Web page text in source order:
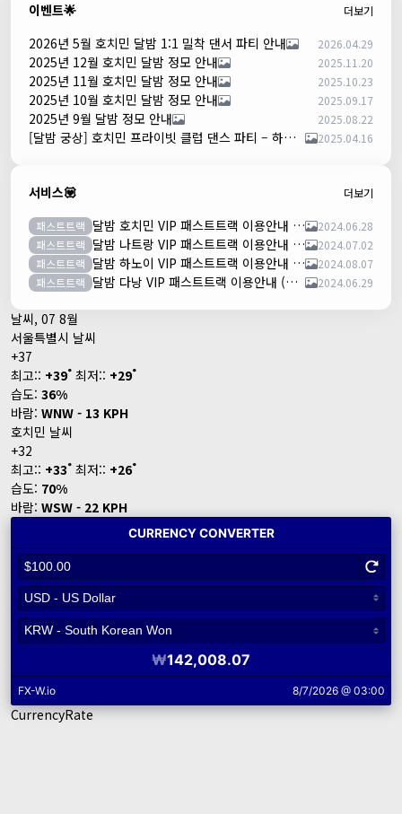
이벤트🌟 더보기
2026년 5월 호치민 달밤 1:1 밀착 댄서 파티 안내 2026.04.29
2025년 12월 호치민 달밤 정모 안내 2025.11.20
2025년 11월 호치민 달밤 정모 안내 2025.10.23
2025년 10월 호치민 달밤 정모 안내 2025.09.17
2025년 9월 달밤 정모 안내 2025.08.22
[달밤 궁상] 호치민 프라이빗 클럽 댄스 파티 – 하루 한 팀만! 2025.04.16
서비스💟 더보기
패스트트랙 달밤 호치민 VIP 패스트트랙 이용안내 (떤션넛공항)
2024.06.28
패스트트랙
달밤 나트랑 VIP 패스트트랙 이용안내 (깜란공항)
2024.07.02
패스트트랙
달밤 하노이 VIP 패스트트랙 이용안내 (노이바이공항)
2024.08.07
패스트트랙
달밤 다낭 VIP 패스트트랙 이용안내 (다낭국제공항) 2024.06.29
날씨, 07 8월
서울특별시 날씨
+37
최고:: +39° 최저:: +29°
습도: 36%
바람: WNW - 13 KPH
호치민 날씨
+32
최고:: +33° 최저:: +26°
습도: 70%
바람: WSW - 22 KPH
CurrencyRate